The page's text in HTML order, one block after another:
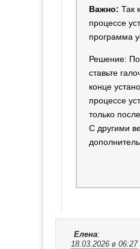
Важно: Так
процессе
программа
Решение:
ставьте
конце
процессе
только
С другими
Елена:
18.03.2026 в 06:27